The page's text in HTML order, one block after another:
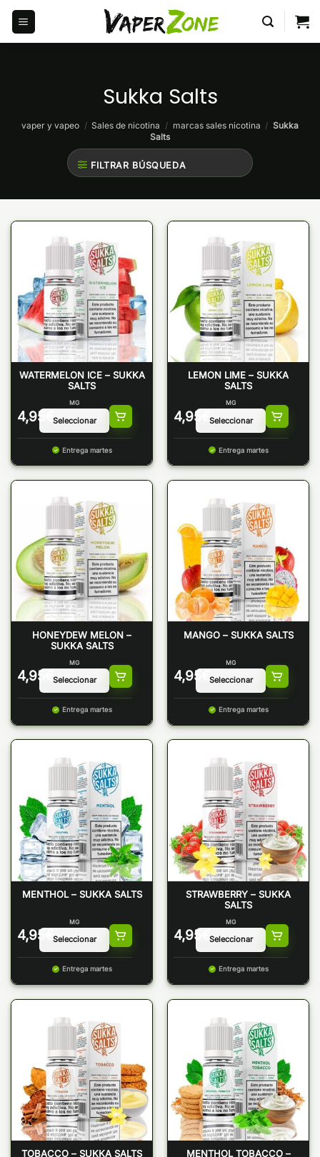
Saltar
contenido
Sukka Salts
vaper y vapeo / Sales de nicotina / marcas sales nicotina / Sukka
Salts
FILTRAR BÚSQUEDA
WATERMELON ICE – SUKKA
SALTS
4,95 €
MG
Entrega martes
LEMON LIME – SUKKA
SALTS
4,95 €
MG
Entrega martes
HONEYDEW MELON –
SUKKA SALTS
4,95 €
MG
Entrega martes
MANGO – SUKKA SALTS
4,95 €
MG
Entrega martes
MENTHOL – SUKKA SALTS
4,95 €
MG
Entrega martes
STRAWBERRY – SUKKA
SALTS
4,95 €
MG
Entrega martes
TOBACCO – SUKKA SALTS
MENTHOL TOBACCO –